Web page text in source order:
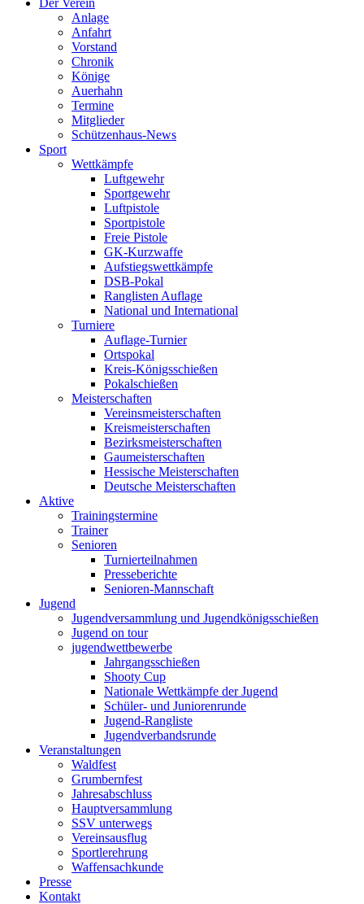
Anlage
Anfahrt
Vorstand
Chronik
Könige
Auerhahn
Termine
Mitglieder
Schützenhaus-News
Sport
Wettkämpfe
Luftgewehr
Sportgewehr
Luftpistole
Sportpistole
Freie Pistole
GK-Kurzwaffe
Aufstiegswettkämpfe
DSB-Pokal
Ranglisten Auflage
National und International
Turniere
Auflage-Turnier
Ortspokal
Kreis-Königsschießen
Pokalschießen
Meisterschaften
Vereinsmeisterschaften
Kreismeisterschaften
Bezirksmeisterschaften
Gaumeisterschaften
Hessische Meisterschaften
Deutsche Meisterschaften
Aktive
Trainingstermine
Trainer
Senioren
Turnierteilnahmen
Presseberichte
Senioren-Mannschaft
Jugend
Jugendversammlung und Jugendkönigsschießen
Jugend on tour
jugendwettbewerbe
Jahrgangsschießen
Shooty Cup
Nationale Wettkämpfe der Jugend
Schüler- und Juniorenrunde
Jugend-Rangliste
Jugendverbandsrunde
Veranstaltungen
Waldfest
Grumbernfest
Jahresabschluss
Hauptversammlung
SSV unterwegs
Vereinsausflug
Sportlerehrung
Waffensachkunde
Presse
Kontakt